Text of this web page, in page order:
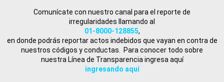
Comunícate con nuestro canal para el reporte de
irregularidades llamando al
01-8000-128855,
en donde podrás reportar actos indebidos que vayan en contra de
nuestros códigos y conductas. Para conocer todo sobre
nuestra Línea de Transparencia ingresa aquí
ingresando aquí